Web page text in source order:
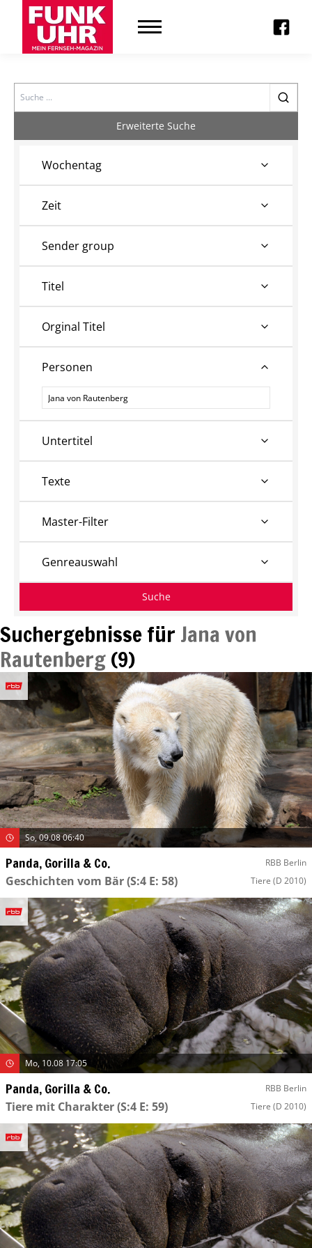
Search
Suchergebnisse für Jana von
Rautenberg(9)
So, 09.08 06:40
Panda, Gorilla & Co. RBB Berlin
Geschichten vom Bär(S:4 E: 58) Tiere (D 2010)
Mo, 10.08 17:05
Panda, Gorilla & Co. RBB Berlin
Tiere mit Charakter(S:4 E: 59) Tiere (D 2010)
Erweiterte Suche
Wochentag
Zeit
Sender group
Titel
Orginal Titel
Personen
Personen
Untertitel
Texte
Master-Filter
Genreauswahl
Suche